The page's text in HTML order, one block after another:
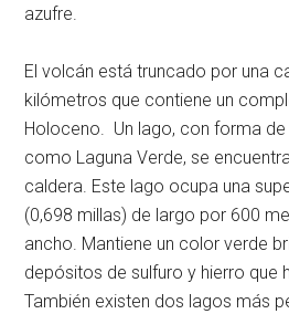
azufre.
El volcán está truncado por una
kilómetros que contiene un
Holoceno. Un lago, con forma
como Laguna Verde, se
caldera. Este lago ocupa una
(0,698 millas) de largo por 600
ancho. Mantiene un color verde
depósitos de sulfuro y hierro que
También existen dos lagos más